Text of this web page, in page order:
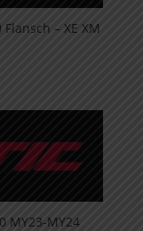
– XE XM
MY23-MY24